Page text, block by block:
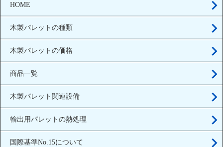
HOME
木製パレットの種類
木製パレットの価格
商品一覧
木製パレット関連設備
輸出用パレットの熱処理
国際基準No.15について